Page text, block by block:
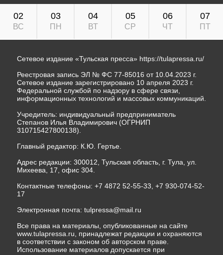
02
ВС
03
ПН
04
ВТ
05
СР
06
ЧТ
07
ПТ
Сетевое издание «Тульская пресса» https://tulapressa.ru/
Реестровая запись ЭЛ № ФС 77-85016 от 10.04.2023 г.
Сетевое издание зарегистрировано 10 апреля 2023 г.
Федеральной службой по надзору в сфере связи,
информационных технологий и массовых коммуникаций.
Учредитель: индивидуальный предприниматель
Степанов Илья Владимирович (ОГРНИП
310715427800138).
Главный редактор: К.Ю. Гертье.
Адрес редакции: 300012, Тульская область, г. Тула, ул.
Михеева, 17, офис 304.
Контактные телефоны: +7 4872 52-55-33, +7 930-074-52-
17
Электронная почта: tulpressa@mail.ru
Все права на материалы, опубликованные на сайте
www.tulapressa.ru, принадлежат редакции и охраняются
в соответствии с законом об авторском праве.
Использование материалов допускается при